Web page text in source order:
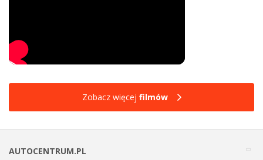
Zobacz więcej filmów
AUTOCENTRUM.PL